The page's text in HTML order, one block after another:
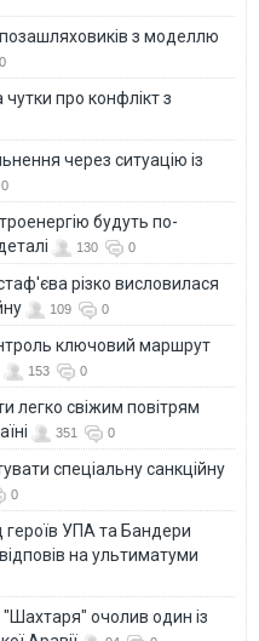
з моделлю
0
про конфлікт з
через ситуацію із
0
будуть по-
130 0
різко висловилася
109 0
ключовий маршрут
153 0
легко свіжим повітрям
351 0
спеціальну санкційну
0
героїв УПА та Бандери
на ультиматуми
очолив один із